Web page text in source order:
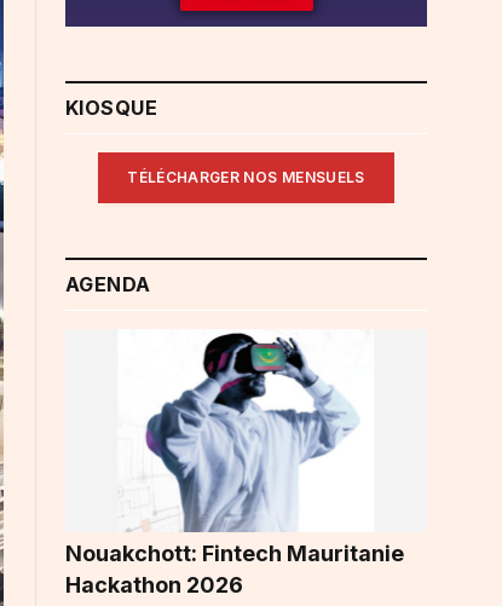
KIOSQUE
TÉLÉCHARGER NOS MENSUELS
AGENDA
Nouakchott: Fintech Mauritanie
Hackathon 2026